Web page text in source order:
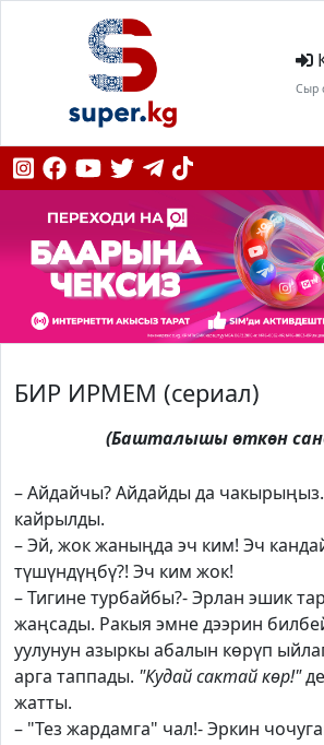
Сыр
БИР ИРМЕМ (сериал)
(Башталышы өткөн
– Айдайчы? Айдайды да
кайрылды.
– Эй, жок жаныңда эч ким! Эч
түшүндүңбү?! Эч ким жок!
– Тигине турбайбы?- Эрлан эшик
жаңсады. Ракыя эмне дээрин
уулунун азыркы абалын көрүп
арга таппады. "Кудай сактай көр!"
жатты.
– "Тез жардамга" чал!- Эркин